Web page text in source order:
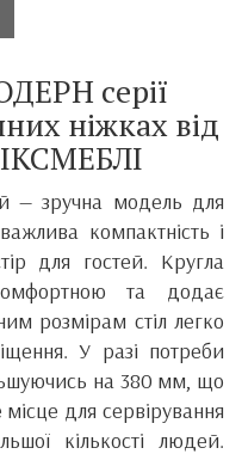
серії
ніжках від
— зручна модель для
компактність і
для гостей. Кругла
та додає
розмірам стіл легко
У разі потреби
на 380 мм, що
для сервірування
кількості людей.